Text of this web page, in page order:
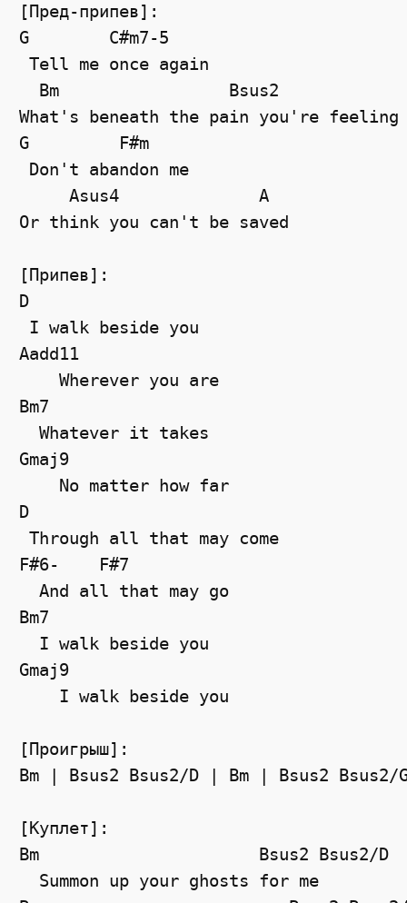
[Пред-припев]:
G        C#m7-5
Tell me once again
  Bm                 Bsus2
What's beneath the pain you're feeling
G         F#m
Don't abandon me
     Asus4              A
Or think you can't be saved
[Припев]:
D
I walk beside you
Aadd11
    Wherever you are
Bm7
  Whatever it takes
Gmaj9
    No matter how far
D
Through all that may come
F#6-    F#7
  And all that may go
Bm7
  I walk beside you
Gmaj9
    I walk beside you
[Проигрыш]:
Bm | Bsus2 Bsus2/D | Bm | Bsus2 Bsus2/
[Куплет]:
Bm                      Bsus2 Bsus2/D
  Summon up your ghosts for me